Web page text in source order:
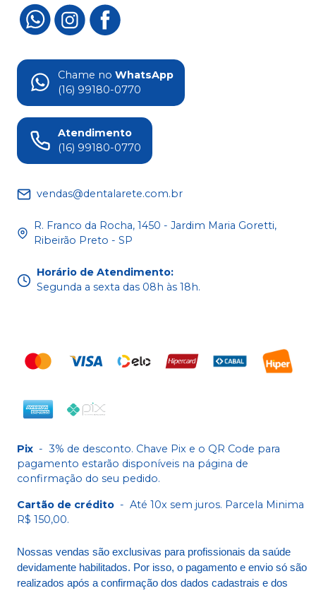
Chame no WhatsApp
(16) 99180-0770
Atendimento
(16) 99180-0770
vendas@dentalarete.com.br
R. Franco da Rocha, 1450 - Jardim Maria Goretti,
Ribeirão Preto - SP
Horário de Atendimento:
Segunda a sexta das 08h às 18h.
Pix - 3% de desconto. Chave Pix e o QR Code para
pagamento estarão disponíveis na página de
confirmação do seu pedido.
Cartão de crédito - Até 10x sem juros. Parcela Minima
R$ 150,00.
Nossas vendas são exclusivas para profissionais da saúde
devidamente habilitados. Por isso, o pagamento e envio só são
realizados após a confirmação dos dados cadastrais e dos